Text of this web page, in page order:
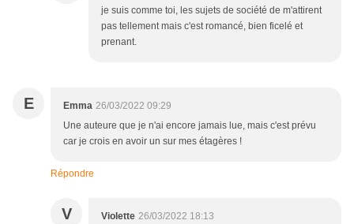
je suis comme toi, les sujets de société de m'attirent
pas tellement mais c'est romancé, bien ficelé et
prenant.
E Emma 26/03/2022 09:29
Une auteure que je n'ai encore jamais lue, mais c'est prévu
car je crois en avoir un sur mes étagères !
Répondre
V Violette 26/03/2022 18:13